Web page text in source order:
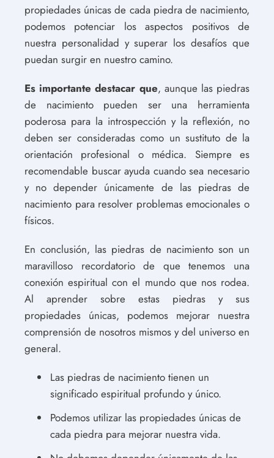
propiedades únicas de cada piedra de nacimiento,
podemos potenciar los aspectos positivos de
nuestra personalidad y superar los desafíos que
puedan surgir en nuestro camino.
Es importante destacar que, aunque las piedras
de nacimiento pueden ser una herramienta
poderosa para la introspección y la reflexión, no
deben ser consideradas como un sustituto de la
orientación profesional o médica. Siempre es
recomendable buscar ayuda cuando sea necesario
y no depender únicamente de las piedras de
nacimiento para resolver problemas emocionales o
físicos.
En conclusión, las piedras de nacimiento son un
maravilloso recordatorio de que tenemos una
conexión espiritual con el mundo que nos rodea.
Al aprender sobre estas piedras y sus
propiedades únicas, podemos mejorar nuestra
comprensión de nosotros mismos y del universo en
general.
Las piedras de nacimiento tienen un
significado espiritual profundo y único.
Podemos utilizar las propiedades únicas de
cada piedra para mejorar nuestra vida.